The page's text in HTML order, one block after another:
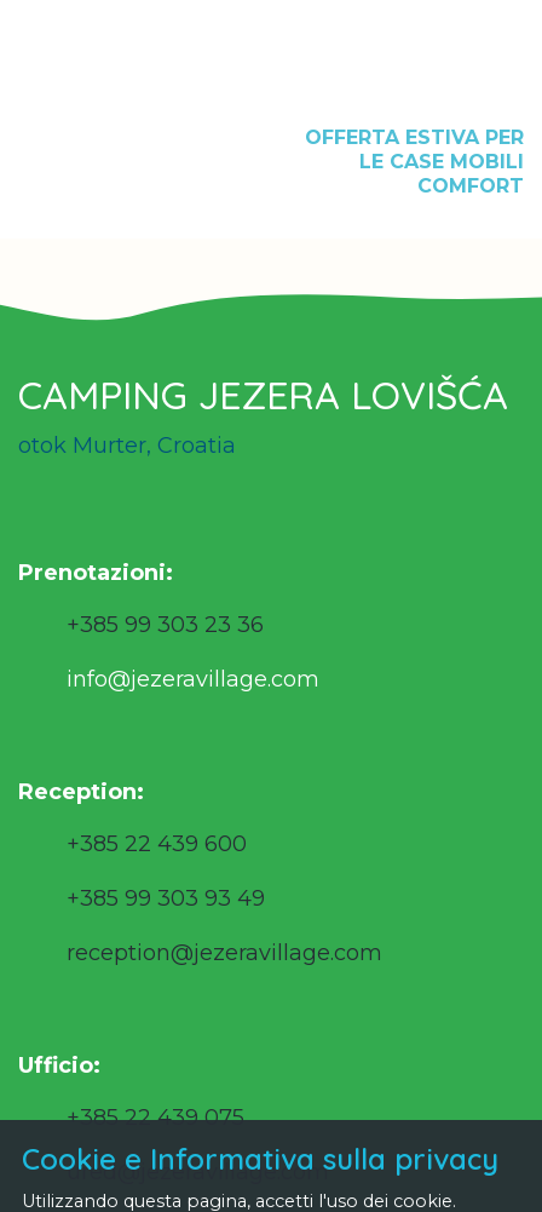
OFFERTA ESTIVA PER
LE CASE MOBILI
COMFORT
CAMPING JEZERA LOVIŠĆA
otok Murter, Croatia
Prenotazioni:
+385 99 303 23 36
info@jezeravillage.com
Reception:
+385 22 439 600
+385 99 303 93 49
reception@jezeravillage.com
Ufficio:
+385 22 439 075
ured@jezeravillage.com
Cookie e Informativa sulla privacy
Utilizzando questa pagina, accetti l'uso dei cookie.